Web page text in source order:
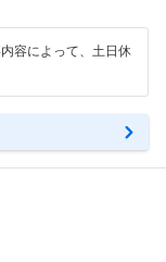
容によって、土日休